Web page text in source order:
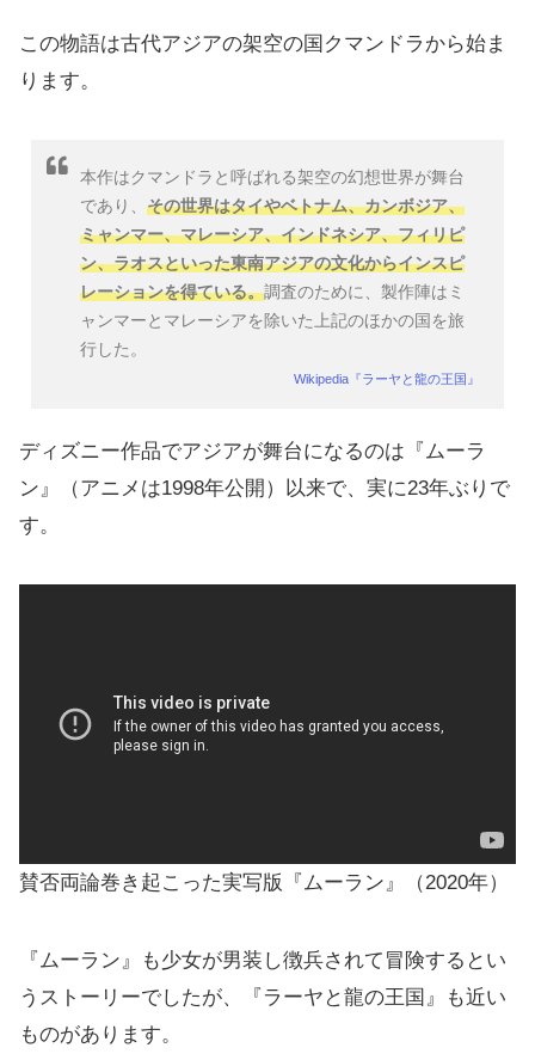
この物語は古代アジアの架空の国クマンドラから始ま
ります。
本作はクマンドラと呼ばれる架空の幻想世界が舞台
であり、 その世界はタイやベトナム、カンボジア、
ミャンマー、マレーシア、インドネシア、フィリピ
ン、ラオスといった東南アジアの文化からインスピ
レーションを得ている。調査のために、製作陣はミ
ャンマーとマレーシアを除いた上記のほかの国を旅
行した。
Wikipedia『ラーヤと龍の王国』
ディズニー作品でアジアが舞台になるのは『ムーラ
ン』（アニメは1998年公開）以来で、実に23年ぶりで
す。
賛否両論巻き起こった実写版『ムーラン』（2020年）
『ムーラン』も少女が男装し徴兵されて冒険するとい
うストーリーでしたが、『ラーヤと龍の王国』も近い
ものがあります。